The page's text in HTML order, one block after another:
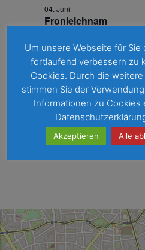
Fronleichnam
04. Juni
Vorheriger Tag
Kalender
Um unsere Webseite für
fortlaufend verbessern zu
Cookies. Durch die
stimmen Sie der
Informationen zu Cookies
Akzeptieren Alle